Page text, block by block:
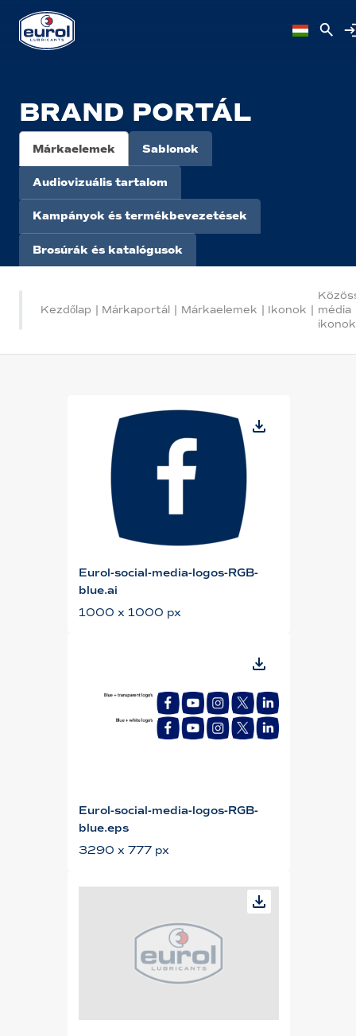
BRAND PORTÁL
Márkaelemek Sablonok
Audiovizuális tartalom
Kampányok és termékbevezetések
Brosúrák és katalógusok
Kezdőlap | Márkaportál | Márkaelemek | Ikonok | média
ikonok
Eurol-social-media-logos-RGB-
blue.ai
1000 x 1000 px
Eurol-social-media-logos-RGB-
blue.eps
3290 x 777 px